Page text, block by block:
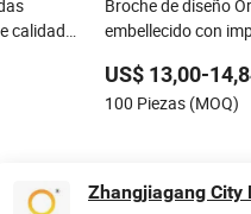
calidad
Broche de diseño
embellecido con
US$ 13,00-
100 Piezas (MOQ)